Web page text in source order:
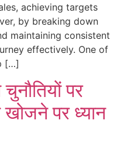
achieving targets
by breaking down
maintaining consistent
effectively. One of
[…]
चुनौतियों पर
पर ध्यान